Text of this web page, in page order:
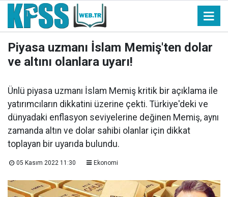
Piyasa uzmanı İslam Memiş'ten dolar
ve altını olanlara uyarı!
Ünlü piyasa uzmanı İslam Memiş kritik bir açıklama ile
yatırımcıların dikkatini üzerine çekti. Türkiye'deki ve
dünyadaki enflasyon seviyelerine değinen Memiş, aynı
zamanda altın ve dolar sahibi olanlar için dikkat
toplayan bir uyarıda bulundu.
05 Kasım 2022 11:30 Ekonomi